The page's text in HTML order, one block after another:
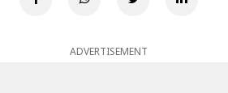
ADVERTISEMENT